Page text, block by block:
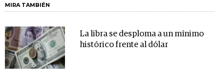
MIRA TAMBIÉN
La libra se desploma a un mínimo
histórico frente al dólar